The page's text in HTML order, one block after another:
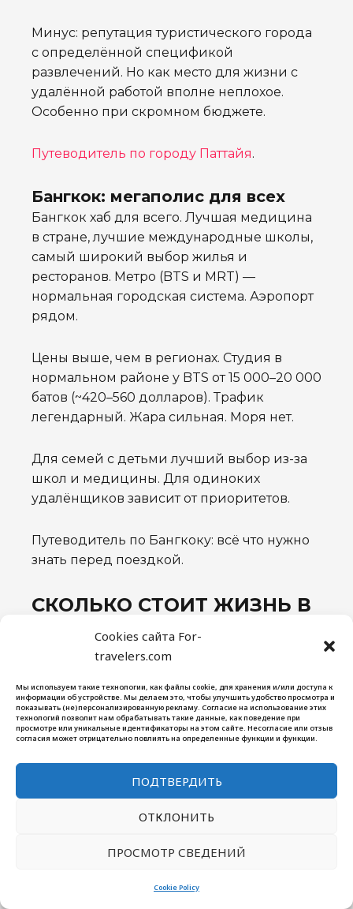
Cookies сайта For-
travelers.com
Мы используем такие технологии, как файлы cookie, для хранения и/или доступа к
информации об устройстве. Мы делаем это, чтобы улучшить удобство просмотра и
показывать (не)персонализированную рекламу. Согласие на использование этих
технологий позволит нам обрабатывать такие данные, как поведение при
просмотре или уникальные идентификаторы на этом сайте. Несогласие или отзыв
согласия может отрицательно повлиять на определенные функции и функции.
ПОДТВЕРДИТЬ
ОТКЛОНИТЬ
ПРОСМОТР СВЕДЕНИЙ
Cookie Policy
Минус: репутация туристического города
с определённой спецификой
развлечений. Но как место для жизни с
удалённой работой вполне неплохое.
Особенно при скромном бюджете.
Путеводитель по городу Паттайя.
Бангкок: мегаполис для всех
Бангкок хаб для всего. Лучшая медицина
в стране, лучшие международные школы,
самый широкий выбор жилья и
ресторанов. Метро (BTS и MRT) —
нормальная городская система. Аэропорт
рядом.
Цены выше, чем в регионах. Студия в
нормальном районе у BTS от 15 000–20 000
батов (~420–560 долларов). Трафик
легендарный. Жара сильная. Моря нет.
Для семей с детьми лучший выбор из-за
школ и медицины. Для одиноких
удалёнщиков зависит от приоритетов.
Путеводитель по Бангкоку: всё что нужно
знать перед поездкой.
СКОЛЬКО СТОИТ ЖИЗНЬ В
ТАИЛАНДЕ
В разных городах страны будут разные
дорогих ресторанов, а где-то только
локальные кафе и рынки. Собрала
примерные цены исходя из личного
Аренда по городам (2026 год)
Студия
8 000–12 000 THB
7 000–10 000 THB